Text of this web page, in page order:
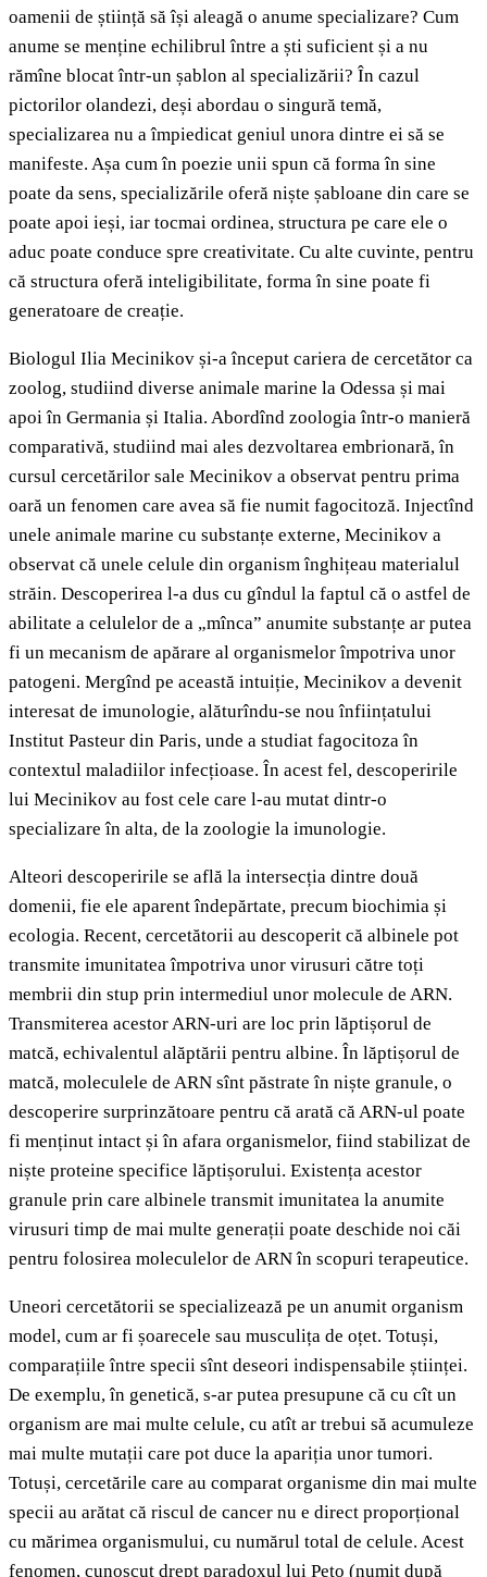
oamenii de știință să își aleagă o anume specializare? Cum
anume se menține echilibrul între a ști suficient și a nu
rămîne blocat într-un șablon al specializării? În cazul
pictorilor olandezi, deși abordau o singură temă,
specializarea nu a împiedicat geniul unora dintre ei să se
manifeste. Așa cum în poezie unii spun că forma în sine
poate da sens, specializările oferă niște șabloane din care se
poate apoi ieși, iar tocmai ordinea, structura pe care ele o
aduc poate conduce spre creativitate. Cu alte cuvinte, pentru
că structura oferă inteligibilitate, forma în sine poate fi
generatoare de creație.
Biologul Ilia Mecinikov și-a început cariera de cercetător ca
zoolog, studiind diverse animale marine la Odessa și mai
apoi în Germania și Italia. Abordînd zoologia într-o manieră
comparativă, studiind mai ales dezvoltarea embrionară, în
cursul cercetărilor sale Mecinikov a observat pentru prima
oară un fenomen care avea să fie numit fagocitoză. Injectînd
unele animale marine cu substanțe externe, Mecinikov a
observat că unele celule din organism înghițeau materialul
străin. Descoperirea l-a dus cu gîndul la faptul că o astfel de
abilitate a celulelor de a „mînca” anumite substanțe ar putea
fi un mecanism de apărare al organismelor împotriva unor
patogeni. Mergînd pe această intuiție, Mecinikov a devenit
interesat de imunologie, alăturîndu-se nou înființatului
Institut Pasteur din Paris, unde a studiat fagocitoza în
contextul maladiilor infecțioase. În acest fel, descoperirile
lui Mecinikov au fost cele care l-au mutat dintr-o
specializare în alta, de la zoologie la imunologie.
Alteori descoperirile se află la intersecția dintre două
domenii, fie ele aparent îndepărtate, precum biochimia și
ecologia. Recent, cercetătorii au descoperit că albinele pot
transmite imunitatea împotriva unor virusuri către toți
membrii din stup prin intermediul unor molecule de ARN.
Transmiterea acestor ARN-uri are loc prin lăptișorul de
matcă, echivalentul alăptării pentru albine. În lăptișorul de
matcă, moleculele de ARN sînt păstrate în niște granule, o
descoperire surprinzătoare pentru că arată că ARN-ul poate
fi menținut intact și în afara organismelor, fiind stabilizat de
niște proteine specifice lăptișorului. Existența acestor
granule prin care albinele transmit imunitatea la anumite
virusuri timp de mai multe generații poate deschide noi căi
pentru folosirea moleculelor de ARN în scopuri terapeutice.
Uneori cercetătorii se specializează pe un anumit organism
model, cum ar fi șoarecele sau musculița de oțet. Totuși,
comparațiile între specii sînt deseori indispensabile științei.
De exemplu, în genetică, s-ar putea presupune că cu cît un
organism are mai multe celule, cu atît ar trebui să acumuleze
mai multe mutații care pot duce la apariția unor tumori.
Totuși, cercetările care au comparat organisme din mai multe
specii au arătat că riscul de cancer nu e direct proporțional
cu mărimea organismului, cu numărul total de celule. Acest
fenomen, cunoscut drept paradoxul lui Peto (numit după